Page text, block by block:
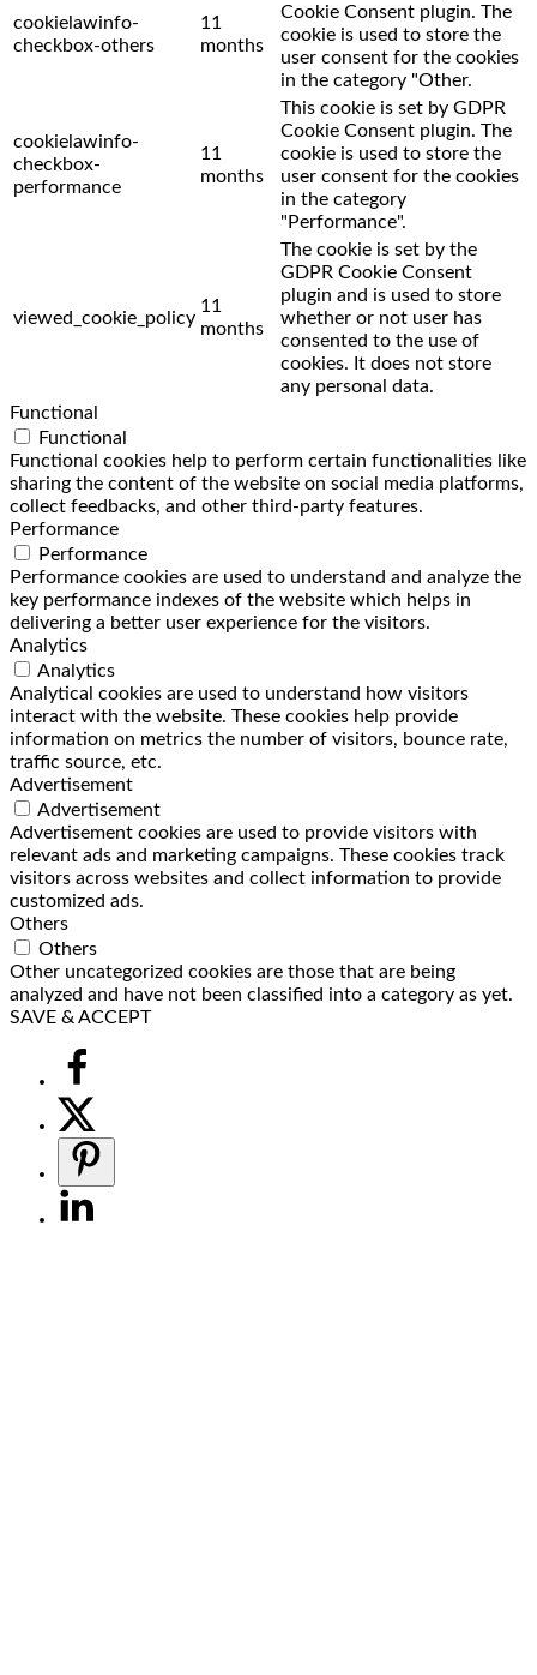
cookielawinfo-
checkbox-others
11
months
Cookie Consent plugin. The
cookie is used to store the
user consent for the cookies
in the category "Other.
cookielawinfo-
checkbox-
performance
11
months
This cookie is set by GDPR
Cookie Consent plugin. The
cookie is used to store the
user consent for the cookies
in the category
"Performance".
viewed_cookie_policy
11
months
The cookie is set by the
GDPR Cookie Consent
plugin and is used to store
whether or not user has
consented to the use of
cookies. It does not store
any personal data.
Functional
Functional
Functional cookies help to perform certain functionalities like
sharing the content of the website on social media platforms,
collect feedbacks, and other third-party features.
Performance
Performance
Performance cookies are used to understand and analyze the
key performance indexes of the website which helps in
delivering a better user experience for the visitors.
Analytics
Analytics
Analytical cookies are used to understand how visitors
interact with the website. These cookies help provide
information on metrics the number of visitors, bounce rate,
traffic source, etc.
Advertisement
Advertisement
Advertisement cookies are used to provide visitors with
relevant ads and marketing campaigns. These cookies track
visitors across websites and collect information to provide
customized ads.
Others
Others
Other uncategorized cookies are those that are being
analyzed and have not been classified into a category as yet.
SAVE & ACCEPT